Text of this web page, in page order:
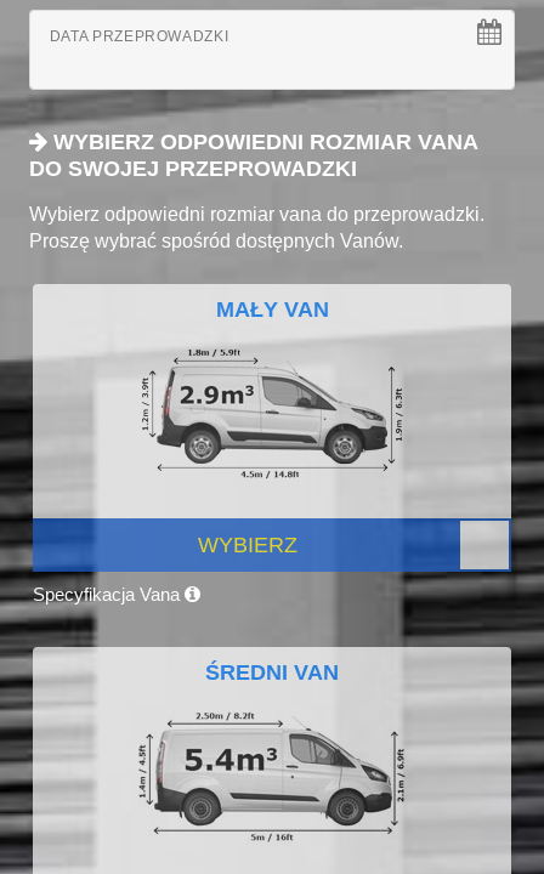
DATA PRZEPROWADZKI
WYBIERZ ODPOWIEDNI ROZMIAR VANA
DO SWOJEJ PRZEPROWADZKI
Wybierz odpowiedni rozmiar vana do przeprowadzki.
Proszę wybrać spośród dostępnych Vanów.
MAŁY VAN
WYBIERZ
Specyfikacja Vana
ŚREDNI VAN